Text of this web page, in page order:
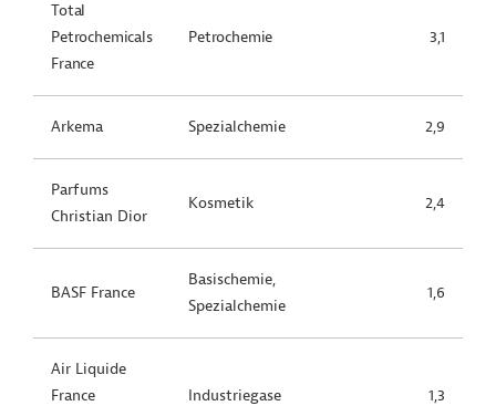
Total
Petrochemicals
France
Petrochemie 3,1
Arkema Spezialchemie 2,9
Parfums
Christian Dior
Kosmetik 2,4
BASF France
Basischemie,
Spezialchemie
1,6
Air Liquide
France
Industriegase 1,3